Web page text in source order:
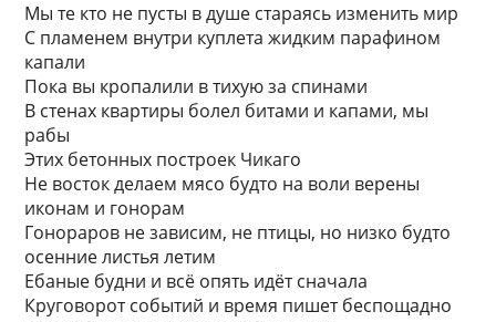
Мы те кто не пусты в душе стараясь изменить мир
С пламенем внутри куплета жидким парафином
капали
Пока вы кропалили в тихую за спинами
В стенах квартиры болел битами и капами, мы
рабы
Этих бетонных построек Чикаго
Не восток делаем мясо будто на воли верены
иконам и гонорам
Гонораров не зависим, не птицы, но низко будто
осенние листья летим
Ебаные будни и всё опять идёт сначала
Круговорот событий и время пишет беспощадно